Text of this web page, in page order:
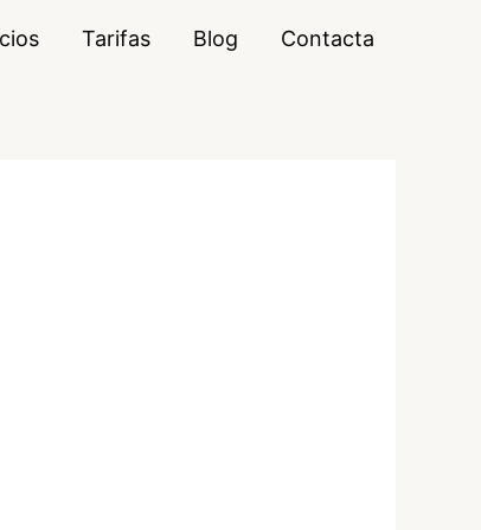
Tarifas Blog Contacta